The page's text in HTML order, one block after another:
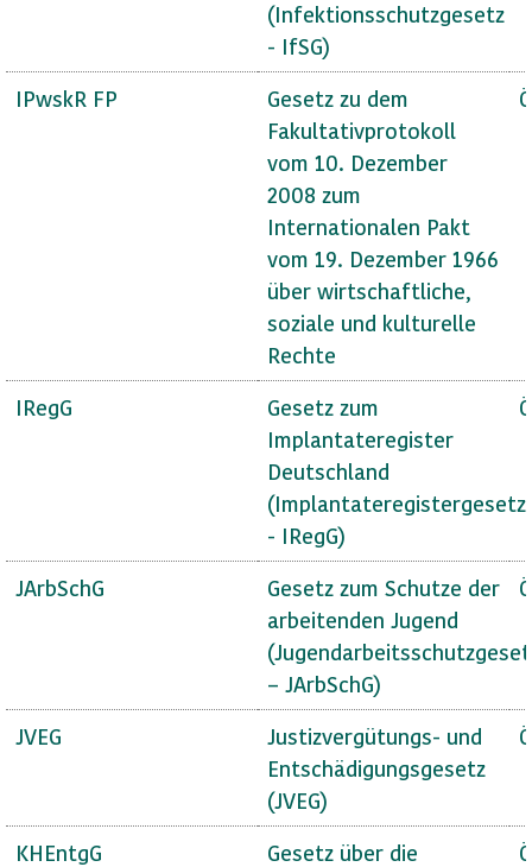
(Infektionsschutzgesetz
- IfSG)
IPwskR FP
Gesetz zu dem
Fakultativprotokoll
vom 10. Dezember
2008 zum
Internationalen Pakt
vom 19. Dezember 1966
über wirtschaftliche,
soziale und kulturelle
Rechte
IRegG
Gesetz zum
Implantateregister
Deutschland
(Implantateregistergesetz
- IRegG)
JArbSchG
Gesetz zum Schutze der
arbeitenden Jugend
– JArbSchG)
JVEG
Justizvergütungs- und
Entschädigungsgesetz
(JVEG)
KHEntgG
Gesetz über die